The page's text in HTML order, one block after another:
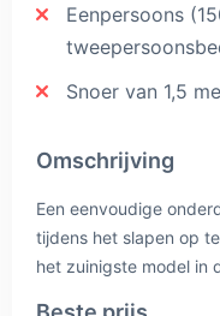
Eenpersoons
Snoer van 1,5
Omschrijving
Een eenvoudige
tijdens het slapen op
het zuinigste model in